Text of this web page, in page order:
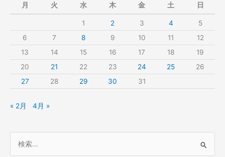
月 火 水 木 金 土 日
1 2 3 4
5
6
7 8 9 10 11
12
13
14 15 16 17 18
19
20
21 22 23 24 25
26
27
28 29 30 31
« 2月 4月 »